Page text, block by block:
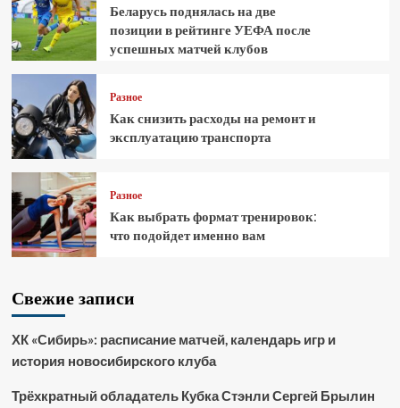
Беларусь поднялась на две
позиции в рейтинге УЕФА после
успешных матчей клубов
Разное
Как снизить расходы на ремонт и
эксплуатацию транспорта
Разное
Как выбрать формат тренировок:
что подойдет именно вам
Свежие записи
ХК «Сибирь»: расписание матчей, календарь игр и
история новосибирского клуба
Трёхкратный обладатель Кубка Стэнли Сергей Брылин